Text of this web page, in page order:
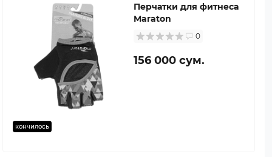
кончилось
Перчатки для фитнеса
Maraton
0
156 000 сум.